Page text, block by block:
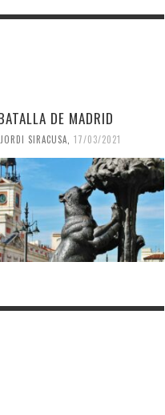
DE MADRID
JORDI SIRACUSA 17/03/2021